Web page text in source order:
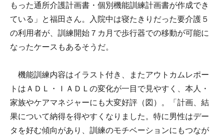
もった通所介護計画書・個別機能訓練計画書が作成でき
ている」と福田さん。入院中は寝たきりだった要介護５
の利用者が、訓練開始７カ月で歩行器での移動が可能に
なったケースもあるそうだ。
機能訓練内容はイラスト付き、またアウトカムレポー
トはＡＤＬ・ＩＡＤＬの変化が一目で見やすく、本人・
家族やケアマネジャーにも大変好評（図）。「計画、結
果について納得を得やすくなりました。特に男性はデー
タを好む傾向があり、訓練のモチベーションにもつなが